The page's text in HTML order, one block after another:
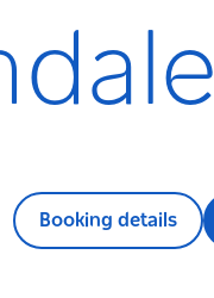
Booking details